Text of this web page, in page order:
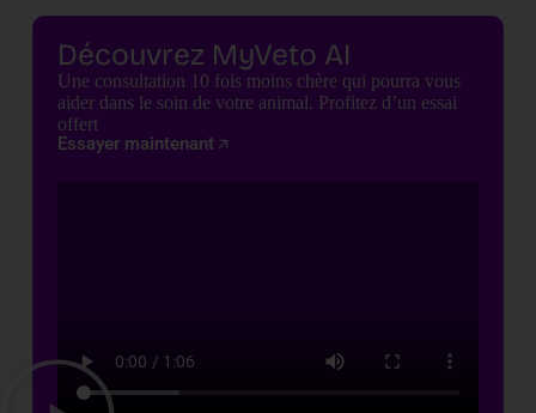
Découvrez MyVeto AI
Une consultation 10 fois moins chère qui pourra vous
aider dans le soin de votre animal. Profitez d’un essai
offert
Essayer maintenant